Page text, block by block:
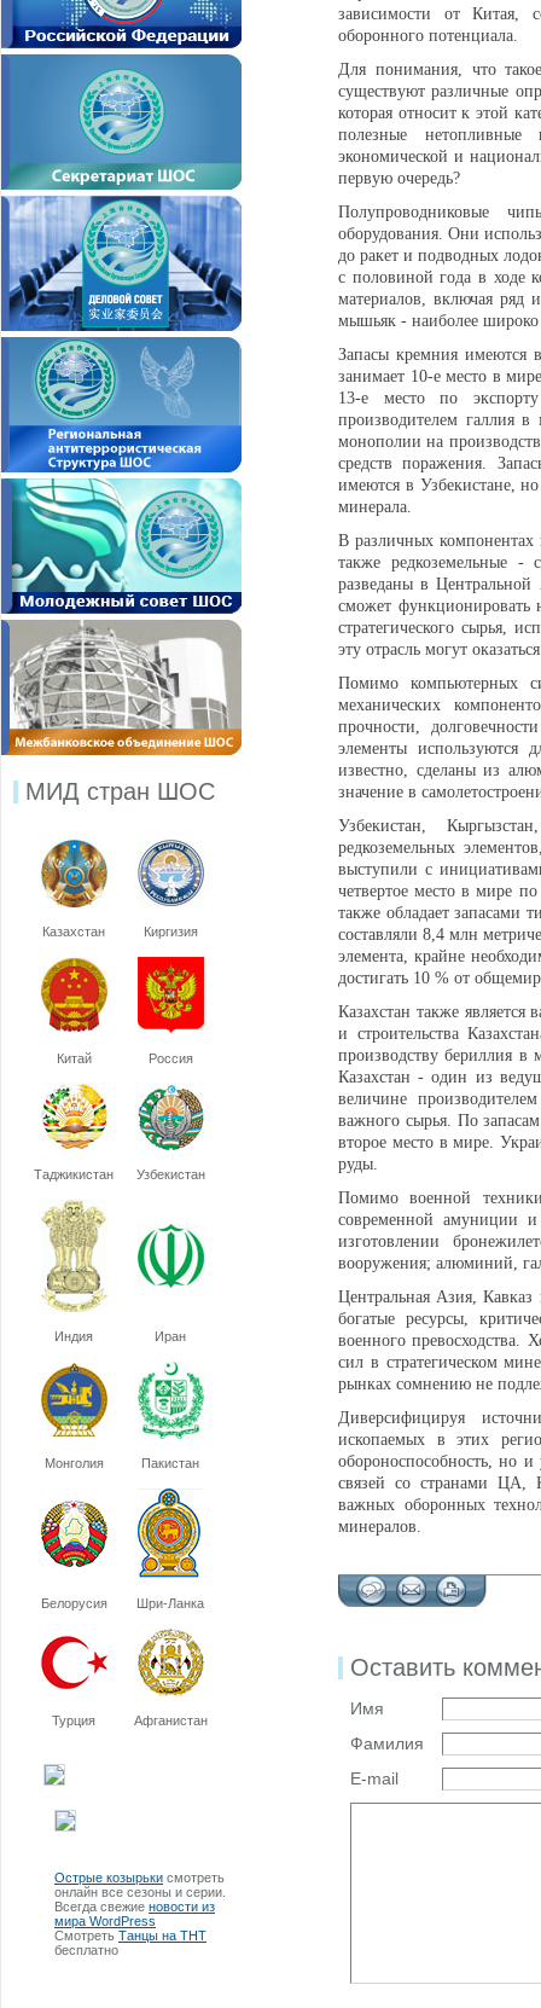
МИД стран ШОС
Казахстан Киргизия
Китай Россия
Таджикистан Узбекистан
Индия Иран
Монголия Пакистан
Белорусия Шри-Ланка
Турция Афганистан
Острые козырьки смотреть
онлайн все сезоны и серии.
Всегда свежие новости из
мира WordPress
Смотреть Танцы на ТНТ
бесплатно
зависимости от Китая,
оборонного потенциала.
Для понимания, что такое
существуют различные
которая относит к этой
полезные нетопливные
экономической и
первую очередь?
Полупроводниковые
оборудования. Они
до ракет и подводных
с половиной года в ходе
материалов, включая ряд
мышьяк - наиболее широко
Запасы кремния имеются
занимает 10-е место в
13-е место по
производителем галлия в
монополии на
средств поражения.
имеются в Узбекистане,
минерала.
В различных компонентах
также редкоземельные -
разведаны в
сможет функционировать
стратегического сырья,
эту отрасль могут
Помимо компьютерных
механических
прочности,
элементы используются
известно, сделаны из
значение в
Узбекистан,
редкоземельных
выступили с
четвертое место в мире
также обладает запасами
составляли 8,4 млн
элемента, крайне
достигать 10 % от
Казахстан также
и строительства
производству бериллия
Казахстан - один из
величине
важного сырья. По
второе место в мире.
руды.
Помимо военной
современной амуниции и
изготовлении
вооружения; алюминий,
Центральная Азия,
богатые ресурсы,
военного превосходства.
сил в стратегическом
рынках сомнению не
Диверсифицируя
ископаемых в этих
обороноспособность, но и
связей со странами ЦА,
важных оборонных
минералов.
Оставить
Имя
Фамилия
E-mail